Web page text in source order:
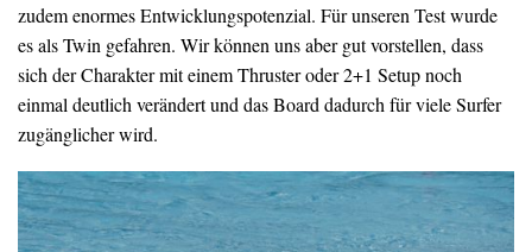
zudem enormes Entwicklungspotenzial. Für unseren Test wurde
es als Twin gefahren. Wir können uns aber gut vorstellen, dass
sich der Charakter mit einem Thruster oder 2+1 Setup noch
einmal deutlich verändert und das Board dadurch für viele Surfer
zugänglicher wird.